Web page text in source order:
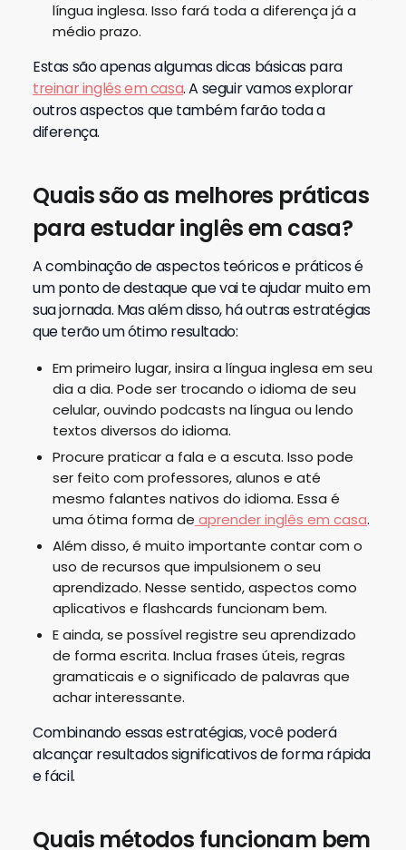
língua inglesa. Isso fará toda a diferença já a
médio prazo.
Estas são apenas algumas dicas básicas para
treinar inglês em casa. A seguir vamos explorar
outros aspectos que também farão toda a
diferença.
Quais são as melhores práticas
para estudar inglês em casa?
A combinação de aspectos teóricos e práticos é
um ponto de destaque que vai te ajudar muito em
sua jornada. Mas além disso, há outras estratégias
que terão um ótimo resultado:
Em primeiro lugar, insira a língua inglesa em seu
dia a dia. Pode ser trocando o idioma de seu
celular, ouvindo podcasts na língua ou lendo
textos diversos do idioma.
Procure praticar a fala e a escuta. Isso pode
ser feito com professores, alunos e até
mesmo falantes nativos do idioma. Essa é
uma ótima forma de aprender inglês em casa.
Além disso, é muito importante contar com o
uso de recursos que impulsionem o seu
aprendizado. Nesse sentido, aspectos como
aplicativos e flashcards funcionam bem.
E ainda, se possível registre seu aprendizado
de forma escrita. Inclua frases úteis, regras
gramaticais e o significado de palavras que
achar interessante.
Combinando essas estratégias, você poderá
alcançar resultados significativos de forma rápida
e fácil.
Quais métodos funcionam bem